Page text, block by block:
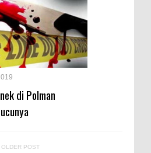
di Polman
OLDER POST